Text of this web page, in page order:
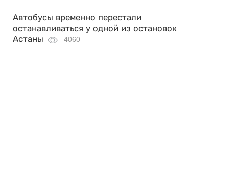
Автобусы временно перестали
останавливаться у одной из остановок
Астаны
4060